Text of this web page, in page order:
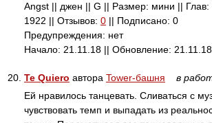
Angst || джен || G || Размер: мини || Глав:
1922 || Отзывов: 0 || Подписано: 0
Предупреждения: нет
Начало: 21.11.18 || Обновление: 21.11.18
20. Te Quiero автора Tower-башня
в
Ей нравилось танцевать. Сливаться с
чувствовать темп и выпадать из